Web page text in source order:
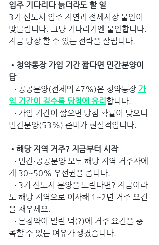
입주 기다리다 늙더라도 할 일
3기 신도시 입주 지연과 전세시장 불안이
맞물립니다. 그냥 기다리기엔 불안합니다.
지금 당장 할 수 있는 전략을 살핍니다.
•청약통장 가입 기간 짧다면 민간분양이
답
→ 공공분양(전체의 47%)은 청약통장 가
입 기간이 길수록 당첨에 유리합니다.
→ 가입 기간이 짧으면 당첨 확률이 낮으니
민간분양(53%) 준비가 현실적입니다.
•해당 지역 거주? 지금부터 시작
→ 민간·공공분양 모두 해당 지역 거주자에
게 30~50% 우선권을 줍니다.
→ 3기 신도시 분양을 노린다면? 지금이라
도 해당 지역으로 이사해 1~2년 거주 요건
을 채우세요.
→ 본청약이 밀린 덕(?)에 거주 요건을 충
족할 수 있는 여유가 생겼습니다.